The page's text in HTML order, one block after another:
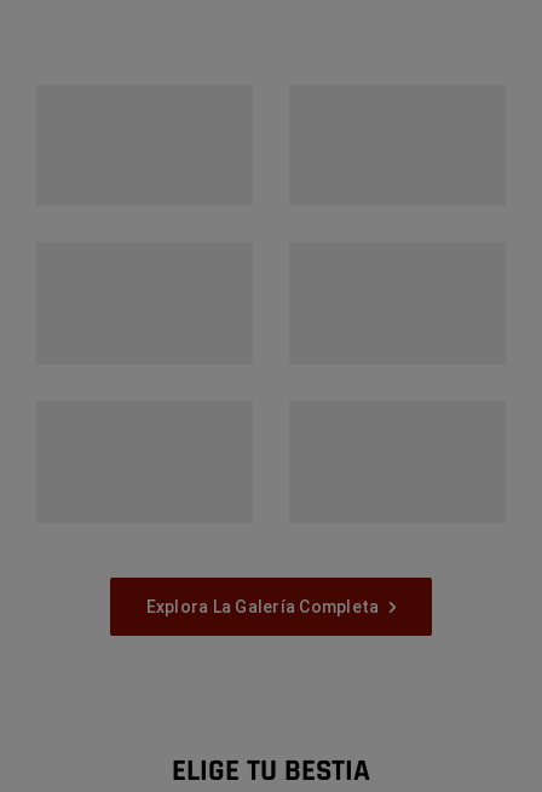
Explora La Galería Completa
ELIGE TU BESTIA